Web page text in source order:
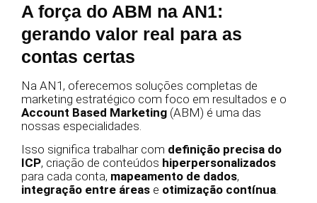
A força do ABM na AN1:
gerando valor real para as
contas certas
Na AN1, oferecemos soluções completas de
marketing estratégico com foco em resultados e o
Account Based Marketing (ABM) é uma das
nossas especialidades.
Isso significa trabalhar com definição precisa do
ICP, criação de conteúdos hiperpersonalizados
para cada conta, mapeamento de dados,
integração entre áreas e otimização contínua.